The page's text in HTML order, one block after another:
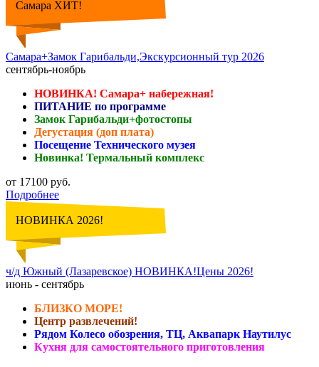
Самара ХИТ!
Самара+Замок Гарибальди,Экскурсионный тур 2026
сентябрь-ноябрь
НОВИНКА! Самара+ набережная!
ПИТАНИЕ по программе
Замок Гарибальди+фотостопы
Дегустация (доп плата)
Посещение Технического музея
Новинка! Термальный комплекс
от 17100 руб.
Подробнее
НОВИНКА 2026!
ч/д Южный (Лазаревское) НОВИНКА!Цены 2026!
июнь - сентябрь
БЛИЗКО МОРЕ!
Центр развлечений!
Рядом Колесо обозрения, ТЦ, Аквапарк Наутилус
Кухня для самостоятельного приготовления